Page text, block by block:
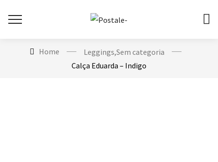
Home Leggings,Sem categoria
Calça Eduarda – Indigo